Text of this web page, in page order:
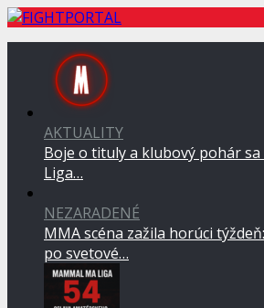
AKTUALITY
Boje o tituly a klubový pohár
Liga…
NEZARADENÉ
MMA scéna zažila horúci
po svetové…